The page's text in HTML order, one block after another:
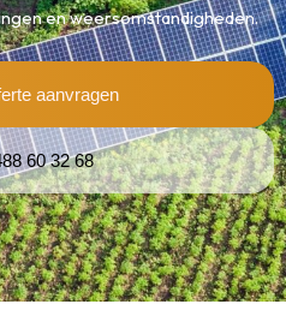
en weersomstandigheden.
aanvragen
60 32 68